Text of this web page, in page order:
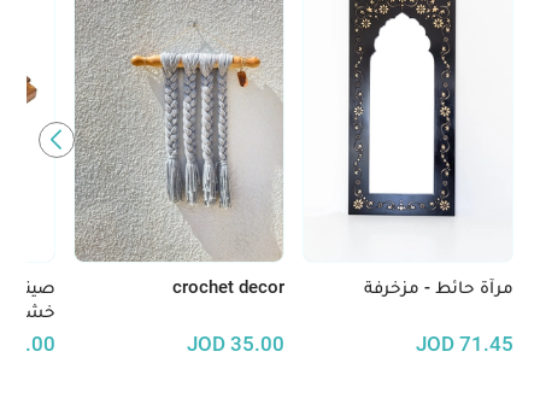
مرآة حائط - مزخرفة
71.45
JOD
crochet decor
35.00
JOD
خشب
30.00